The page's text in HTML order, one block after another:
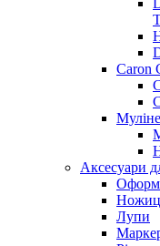
Caron
Аксесуари
Лупи